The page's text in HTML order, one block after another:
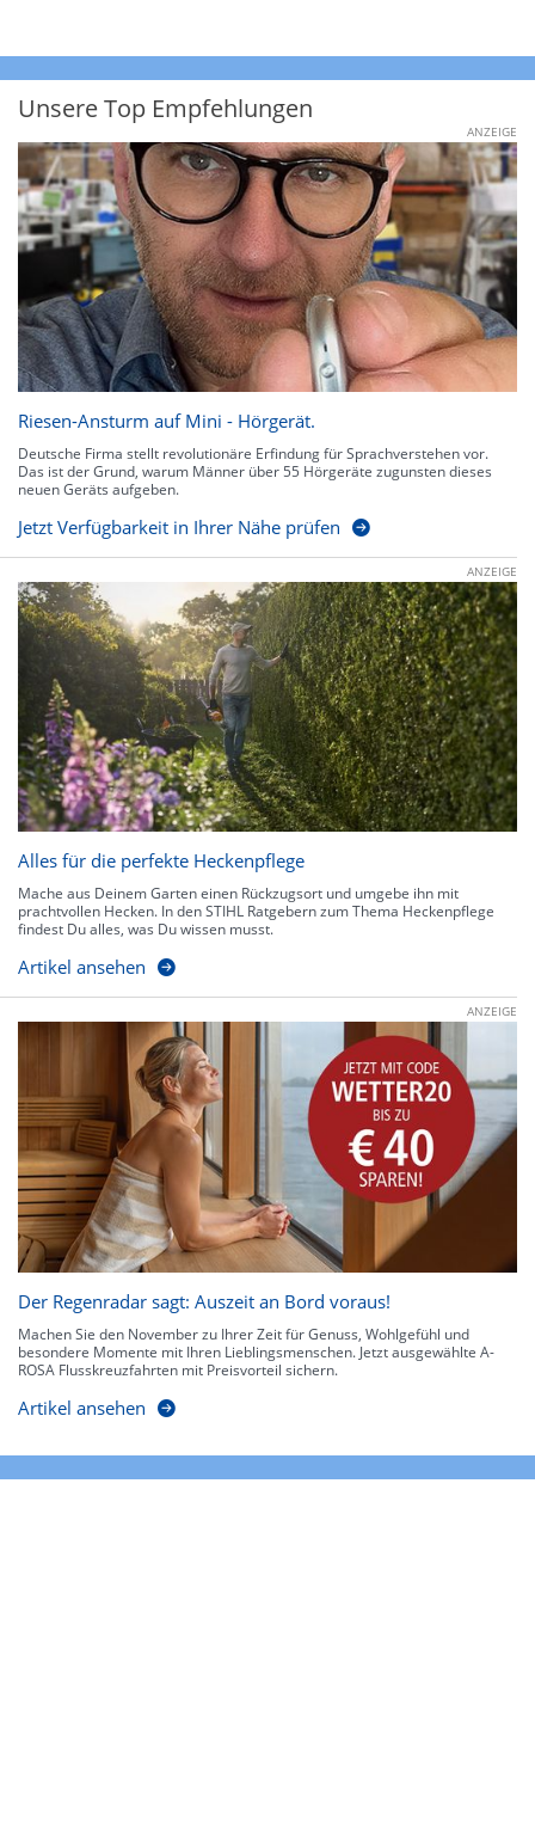
Unsere Top Empfehlungen
ANZEIGE
Riesen-Ansturm auf Mini - Hörgerät.
Deutsche Firma stellt revolutionäre Erfindung für Sprachverstehen vor.
Das ist der Grund, warum Männer über 55 Hörgeräte zugunsten dieses
neuen Geräts aufgeben.
Jetzt Verfügbarkeit in Ihrer Nähe prüfen
ANZEIGE
Alles für die perfekte Heckenpflege
Mache aus Deinem Garten einen Rückzugsort und umgebe ihn mit
prachtvollen Hecken. In den STIHL Ratgebern zum Thema Heckenpflege
findest Du alles, was Du wissen musst.
Artikel ansehen
ANZEIGE
Der Regenradar sagt: Auszeit an Bord voraus!
Machen Sie den November zu Ihrer Zeit für Genuss, Wohlgefühl und
besondere Momente mit Ihren Lieblingsmenschen. Jetzt ausgewählte A-
ROSA Flusskreuzfahrten mit Preisvorteil sichern.
Artikel ansehen